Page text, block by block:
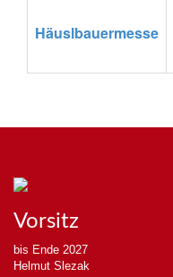
Häuslbauermesse
Vorsitz
bis Ende 2027
Helmut Slezak